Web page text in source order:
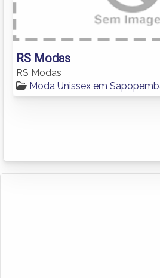
RS Modas
RS Modas
Moda Unissex em